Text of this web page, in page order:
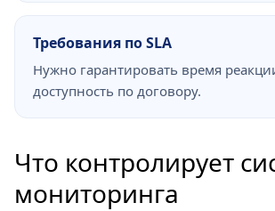
Требования по SLA
Нужно гарантировать время
доступность по договору.
Что контролирует
мониторинга